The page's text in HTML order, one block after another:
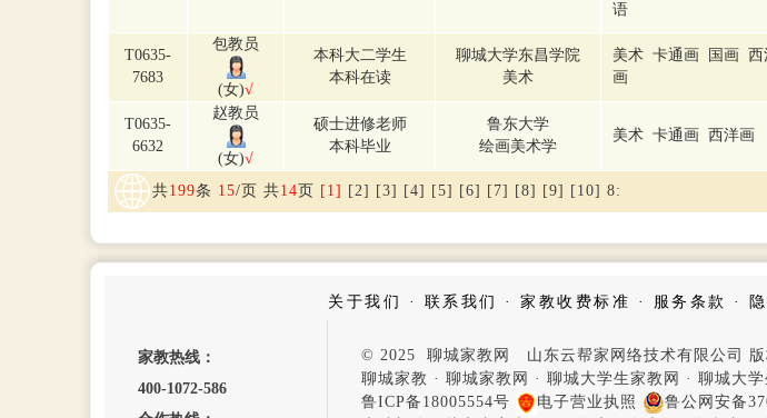
语
T0635-
7683
包教员
(女)√
本科大二学生
本科在读
聊城大学东昌学院
美术
美术 卡通画 国画 西
画
T0635-
6632
赵教员
(女)√
硕士进修老师
本科毕业
鲁东大学
绘画美术学
美术 卡通画 西洋画
共199条 15/页 共14页 [1] [2] [3] [4] [5] [6] [7] [8] [9] [10] 8:
关于我们 · 联系我们 ·家教收费标准 · 服务条款 ·
家教热线：
400-1072-586
© 2025 聊城家教网 山东云帮家网络技术有限公司 版
聊城家教 · 聊城家教网 · 聊城大学生家教网 · 聊城大学
鲁ICP备18005554号
电子营业执照
鲁公网安备